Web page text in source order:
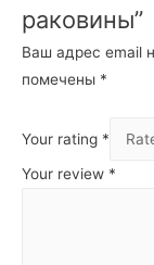
раковины”
Ваш адрес email
помечены *
Your rating *
Your review *